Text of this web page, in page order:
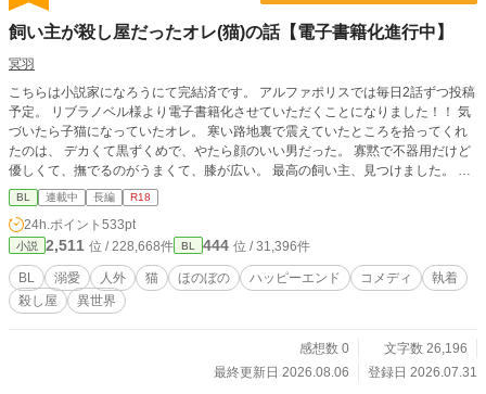
飼い主が殺し屋だったオレ(猫)の話【電子書籍化進行中】
冥羽
こちらは小説家になろうにて完結済です。 アルファポリスでは毎日2話ずつ投稿
予定。 リブラノベル様より電子書籍化させていただくことになりました！！ 気
づいたら子猫になっていたオレ。 寒い路地裏で震えていたところを拾ってくれ
たのは、 デカくて黒ずくめで、やたら顔のいい男だった。 寡黙で不器用だけど
優しくて、撫でるのがうまくて、膝が広い。 最高の飼い主、見つけました。 ―
―ただし問題がひとつ。 うちの飼い主、どうやら裏社会最強の殺し屋らしい。
夜中に血まみれで帰ってくるし、銃あるし、絡んでくるのはだいたい変な奴らだ
し。 でもオレには甘い。びっくりするほど甘い。 オレが聖獣？ 弱点になる？ 知
らない知らない。 だってオレは猫だから。 世界一危険な男の膝の上で、ごろご
ろしながら生きていきます。 これは、 殺し屋に拾われた黒猫（元一般人）が、
無自覚に最強の男を飼い慣らしていく話。
BL 連載中 長編 R18
24h.ポイント 533pt
小説 2,511 位 / 228,668件 BL 444 位 / 31,396件
BL 溺愛 人外 猫 ほのぼの ハッピーエンド コメディ
執着
殺し屋
異世界
感想数 0
文字数 26,196
最終更新日 2026.08.06
登録日 2026.07.31